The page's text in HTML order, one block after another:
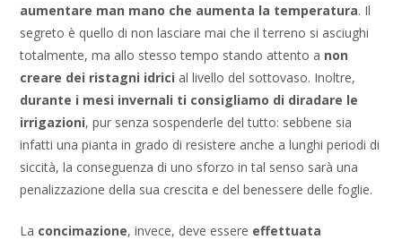
aumentare man mano che aumenta la temperatura. Il
segreto è quello di non lasciare mai che il terreno si asciughi
totalmente, ma allo stesso tempo stando attento a non
creare dei ristagni idrici al livello del sottovaso. Inoltre,
durante i mesi invernali ti consigliamo di diradare le
irrigazioni, pur senza sospenderle del tutto: sebbene sia
infatti una pianta in grado di resistere anche a lunghi periodi di
siccità, la conseguenza di uno sforzo in tal senso sarà una
penalizzazione della sua crescita e del benessere delle foglie.
La concimazione, invece, deve essere effettuata